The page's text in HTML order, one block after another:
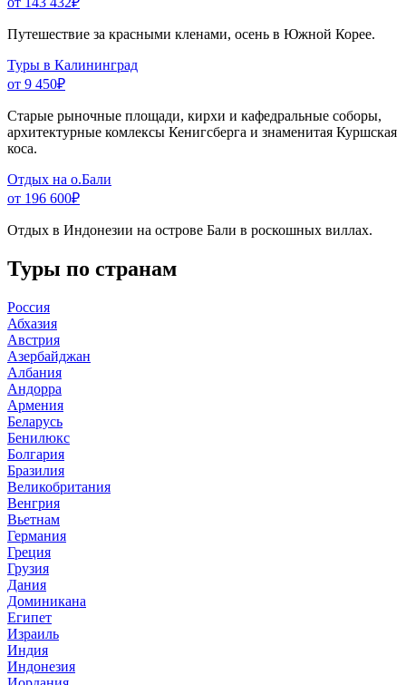
Путешествие за красными кленами, осень в Южной Корее.
Туры в Калининград
от 9 450₽
Старые рыночные площади, кирхи и кафедральные соборы,
архитектурные комлексы Кенигсберга и знаменитая Куршская
коса.
Отдых на о.Бали
от 196 600₽
Отдых в Индонезии на острове Бали в роскошных виллах.
Туры по странам
Россия
Абхазия
Австрия
Азербайджан
Албания
Андорра
Армения
Беларусь
Бенилюкс
Болгария
Бразилия
Великобритания
Венгрия
Вьетнам
Германия
Греция
Грузия
Дания
Доминикана
Египет
Израиль
Индия
Индонезия